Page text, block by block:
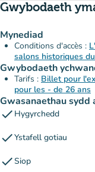
Gwybodaeth
Mynediad
Conditions d'accès :
salons historiques
Gwybodaeth
Tarifs : Billet pour
pour les - de 26 ans
Gwasanaethau sydd
check Hygyrchedd
checkYstafell gotiau
checkSiop